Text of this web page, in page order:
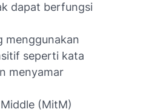
dapat berfungsi
menggunakan
seperti kata
menyamar
(MitM)